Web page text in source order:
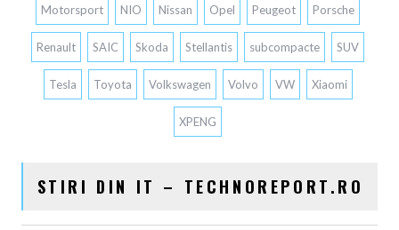
Motorsport NIO Nissan Opel Peugeot Porsche
Renault SAIC Skoda Stellantis subcompacte SUV
Tesla Toyota Volkswagen Volvo VW Xiaomi
XPENG
STIRI DIN IT – TECHNOREPORT.RO